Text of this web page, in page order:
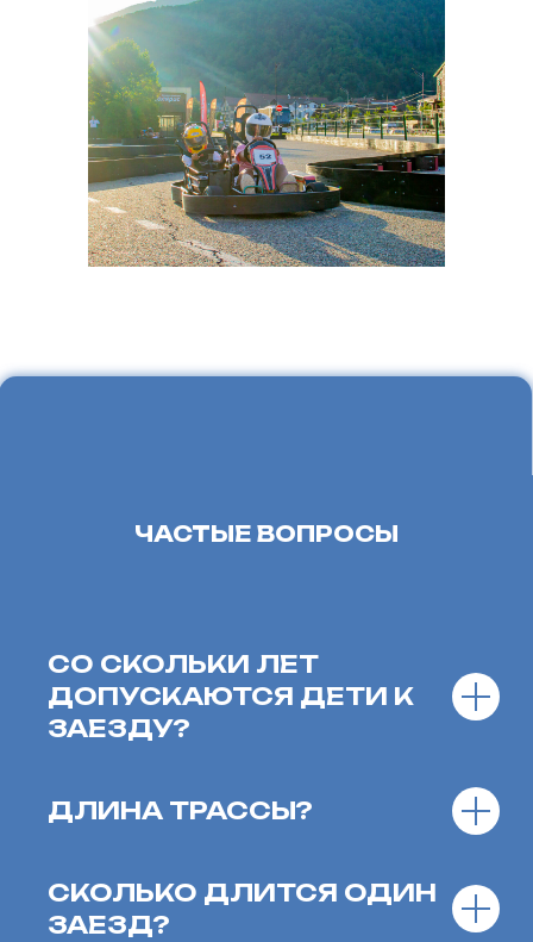
ЧАСТЫЕ ВОПРОСЫ
СО СКОЛЬКИ ЛЕТ
ДОПУСКАЮТСЯ ДЕТИ К
ЗАЕЗДУ?
ДЛИНА ТРАССЫ?
СКОЛЬКО ДЛИТСЯ ОДИН
ЗАЕЗД?